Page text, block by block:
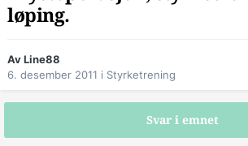
løping.
AvLine88
6. desember 2011 i Styrketrening
Svar i emnet